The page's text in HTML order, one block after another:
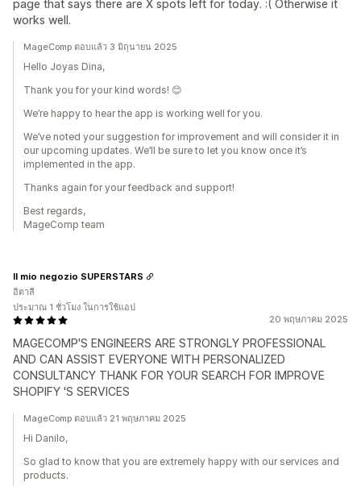
page that says there are X spots left for today. :( Otherwise it
works well.
MageComp ตอบแล้ว 3 มิถุนายน 2025
Hello Joyas Dina,
Thank you for your kind words! 😊
We’re happy to hear the app is working well for you.
We’ve noted your suggestion for improvement and will consider it in
our upcoming updates. We’ll be sure to let you know once it’s
implemented in the app.
Thanks again for your feedback and support!
Best regards,
MageComp team
20 พฤษภาคม 2025
MAGECOMP'S ENGINEERS ARE STRONGLY PROFESSIONAL
AND CAN ASSIST EVERYONE WITH PERSONALIZED
CONSULTANCY THANK FOR YOUR SEARCH FOR IMPROVE
SHOPIFY 'S SERVICES
Il mio negozio SUPERSTARS
อิตาลี
ประมาณ 1 ชั่วโมง ในการใช้แอป
MageComp ตอบแล้ว 21 พฤษภาคม 2025
Hi Danilo,
So glad to know that you are extremely happy with our services and
products.